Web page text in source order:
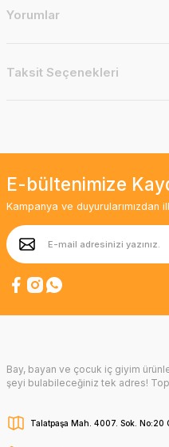
Yorumlar
Taksit Seçenekleri
E-bültenimize
Kampanya ve duyurularımızdan
Bay, bayan ve çocuk iç giyim
şeyi bulabileceğiniz tek adres!
Talatpaşa Mah. 4007. Sok. No:20